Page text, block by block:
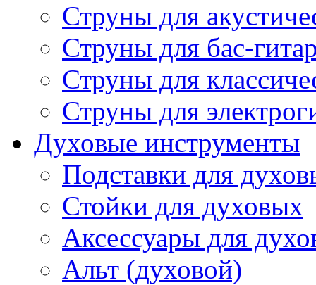
Струны для
Струны для бас-
Струны для
Струны для
Духовые инструменты
Подставки для
Стойки для духовых
Аксессуары для
Альт (духовой)